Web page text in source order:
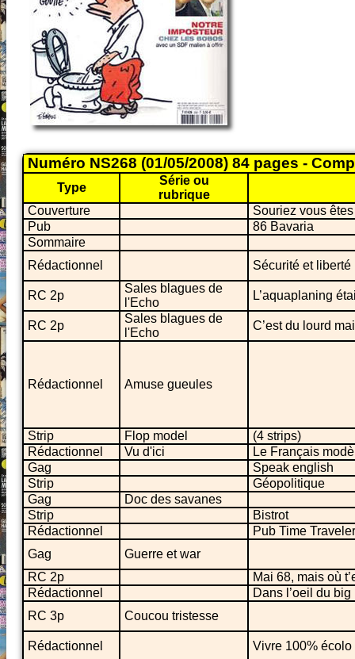
Numéro NS268 (01/05/2008) 84 pages -
Type
Série ou
rubrique
Couverture
Souriez vous
Pub
86 Bavaria
Sommaire
Rédactionnel
Sécurité et
RC 2p
Sales blagues de
l'Echo
L’aquaplaning
RC 2p
Sales blagues de
l'Echo
C’est du lourd
Rédactionnel Amuse gueules
Strip Flop model
(4 strips)
Rédactionnel
Vu d'ici
Le Français
Gag
Speak english
Strip
Géopolitique
Gag
Doc des savanes
Strip
Bistrot
Rédactionnel
Pub Time Traveler
Gag
Guerre et war
RC 2p
Mai 68, mais où
Rédactionnel
Dans l’oeil du big
RC 3p
Coucou tristesse
Rédactionnel Vivre 100%